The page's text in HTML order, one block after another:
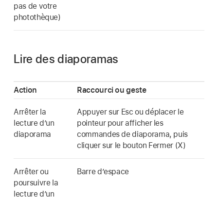
pas de votre
photothèque)
Lire des diaporamas
Action Raccourci ou geste
Arrêter la
lecture d’un
diaporama
Appuyer sur Esc ou déplacer le
pointeur pour afficher les
commandes de diaporama, puis
cliquer sur le bouton Fermer (X)
Arrêter ou
poursuivre la
lecture d’un
Barre d’espace